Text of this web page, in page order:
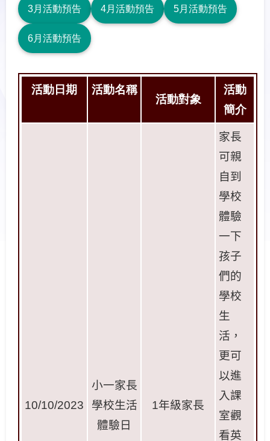
3月活動預告 4月活動預告 5月活動預告
6月活動預告
活動日期 活動名稱
活動對象
活動
簡介
10/10/2023
小一家長
學校生活
體驗日
1年級家長
家長
可親
自到
學校
體驗
一下
孩子
們的
學校
生
活，
更可
以進
入課
室觀
看英